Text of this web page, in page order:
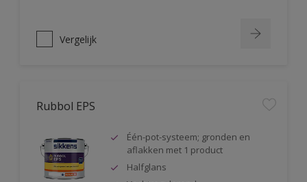
Vergelijk
Rubbol EPS
Één-pot-systeem; gronden en
aflakken met 1 product
Halfglans